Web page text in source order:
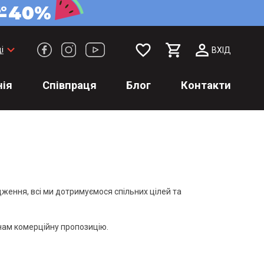
keyboard_arrow_down favorite_border ВХІД
Співпраця Блог Контакти
всі ми дотримуємося спільних цілей та
комерційну пропозицію.